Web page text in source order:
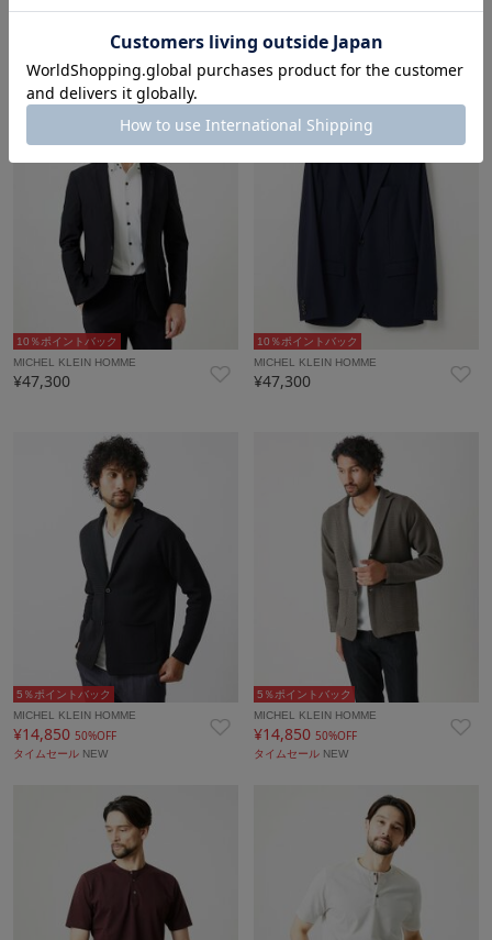
MICHEL KLEIN HOMME MICHEL KLEIN HOMME
タイムセールNEW
10％ポイントバック
MICHEL KLEIN HOMME
¥47,300
10％ポイントバック
MICHEL KLEIN HOMME
¥47,300
5％ポイントバック
MICHEL KLEIN HOMME
¥14,850 50%OFF
タイムセール NEW
5％ポイントバック
MICHEL KLEIN HOMME
¥14,850 50%OFF
タイムセール NEW